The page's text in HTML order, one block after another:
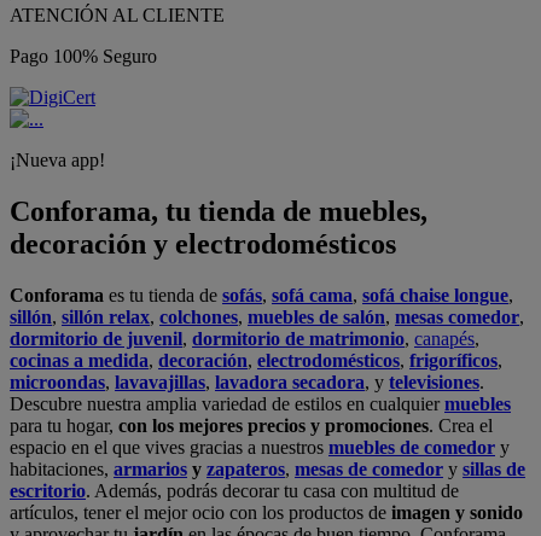
ATENCIÓN AL CLIENTE
Pago 100% Seguro
¡Nueva app!
Conforama, tu tienda de muebles,
decoración y electrodomésticos
Conforama es tu tienda de sofás, sofá cama, sofá chaise longue,
sillón, sillón relax, colchones, muebles de salón, mesas comedor,
dormitorio de juvenil, dormitorio de matrimonio, canapés,
cocinas a medida, decoración, electrodomésticos, frigoríficos,
microondas, lavavajillas, lavadora secadora, y televisiones.
Descubre nuestra amplia variedad de estilos en cualquiermuebles
para tu hogar, con los mejores precios y promociones. Crea el
espacio en el que vives gracias a nuestros muebles de comedor y
habitaciones, armarios y zapateros, mesas de comedor y sillas de
escritorio. Además, podrás decorar tu casa con multitud de
artículos, tener el mejor ocio con los productos de imagen y sonido